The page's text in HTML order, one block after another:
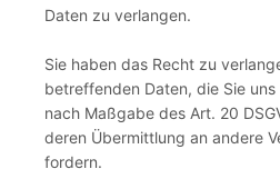
Daten zu verlangen.
Sie haben das Recht zu
betreffenden Daten, die Sie
nach Maßgabe des Art. 20
deren Übermittlung an andere
fordern.